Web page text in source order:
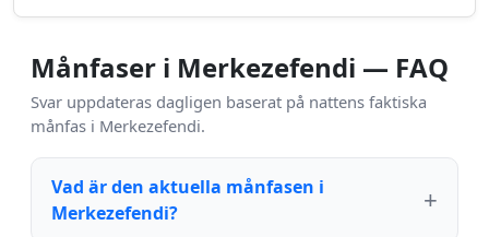
Månfaser i Merkezefendi — FAQ
Svar uppdateras dagligen baserat på nattens faktiska
månfas i Merkezefendi.
Vad är den aktuella månfasen i
Merkezefendi?